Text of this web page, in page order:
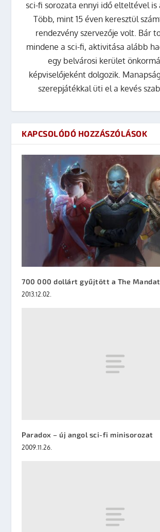
sci-fi sorozata ennyi idő elteltével is
Több, mint 15 éven keresztül
rendezvény szervezője volt. Bár
mindene a sci-fi, aktivitása alább
egy belvárosi kerület
képviselőjeként dolgozik.
szerepjátékkal üti el a kevés
KAPCSOLÓDÓ HOZZÁSZÓLÁSOK
700 000 dollárt gyűjtött a The
2013.12.02.
Paradox – új angol sci-fi minisorozat
2009.11.26.